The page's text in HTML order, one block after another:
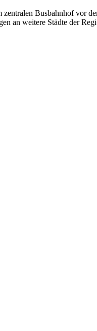
Busbahnhof vor
an weitere Städte der